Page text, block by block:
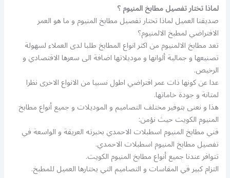
لماذا تختار تفصيل مطابخ المنيوم ؟
صديقنا العميل لماذا تختار تفصيل مطابخ المنيوم و ما هو العمر
الافتراضي لمطبخ الالمنيوم؟
تعد مطابخ الالمنيوم من اكثر انواع المطابخ طلبا لدى العملاء لسهولة
تصنيعها و جمالية ألوانها و موديلاتها اضافة الى سعرها الاقتصادي و
الرخيص.
عدا عن كونها ذات عمر افتراضي اطول نسبيا من الانواع الاخرى نظرا
لمتانة و جودة خاماتها.
هذا و نعنى بتوفير مختلف التصاميم و الموديلات و جميع أنواع مطابخ
المنيوم الكويت حيث نؤمن:
فني مطابخ المنيوم اسطبلات الاحمدي بخبرته العريقة و الواسعة في
تفصيل مطابخ المنيوم اسطبلات الاحمدي.
تتوافر عندنا جميع أنواع مطابخ المنيوم الكويت.
التزام كبير في المقاسات و التصاميم التي يختارها العميل للمطبخ.